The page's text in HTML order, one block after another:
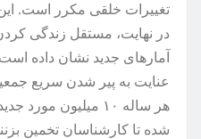
تغییرات خلقی مکرر است. این
در نهایت، مستقل زندگی کردن
عنایت به پیر شدن سریع